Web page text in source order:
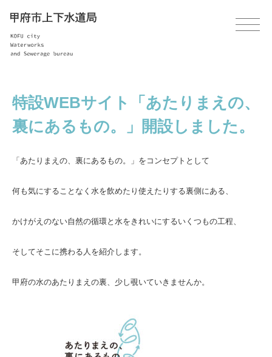
特設WEBサイト「あたりまえの、
裏にあるもの。」開設しました。
「あたりまえの、裏にあるもの。」をコンセプトとして
何も気にすることなく水を飲めたり使えたりする裏側にある、
かけがえのない自然の循環と水をきれいにするいくつもの工程、
そしてそこに携わる人を紹介します。
甲府の水のあたりまえの裏、少し覗いていきませんか。